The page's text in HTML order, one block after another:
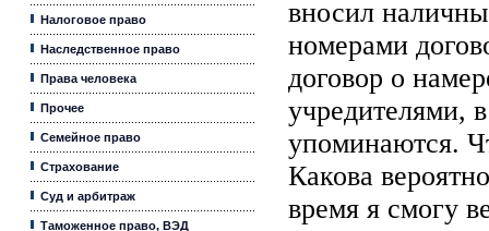
Налоговое право
Наследственное право
Права человека
Прочее
Семейное право
Страхование
Суд и арбитраж
Таможенное право, ВЭД
вносил
номерами
договор о
учредителями,
упоминаются.
Какова
время я смогу